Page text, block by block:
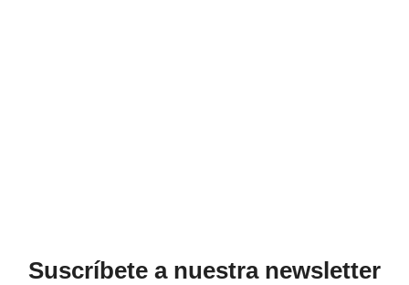
Suscríbete a nuestra newsletter